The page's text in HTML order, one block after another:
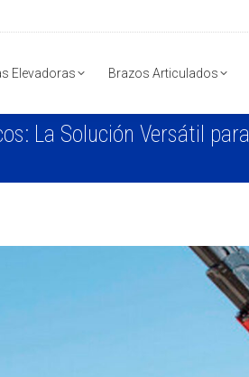
Elevadoras Brazos Articulados
La Solución Versátil